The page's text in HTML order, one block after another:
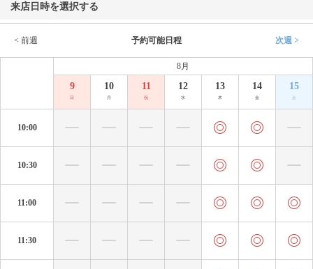
来店日時を選択する
< 前週 予約可能日程 次週 >
8月
9
日
10
月
11
祝
12
水
13
木
14
金
15
土
10:00
10:30
11:00
11:30